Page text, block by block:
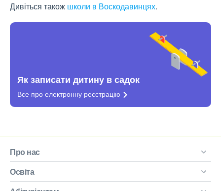
Дивіться також школи в Воскодавинцях.
Як записати дитину в садок
Все про електронну реєстрацію
Про нас
Освіта